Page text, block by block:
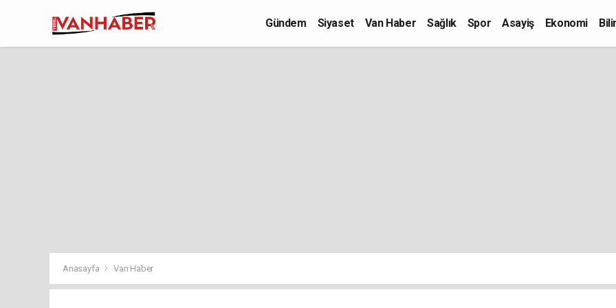
Gündem Siyaset Van Haber Sağlık Spor Asayiş Ekonomi
Anasayfa Van Haber